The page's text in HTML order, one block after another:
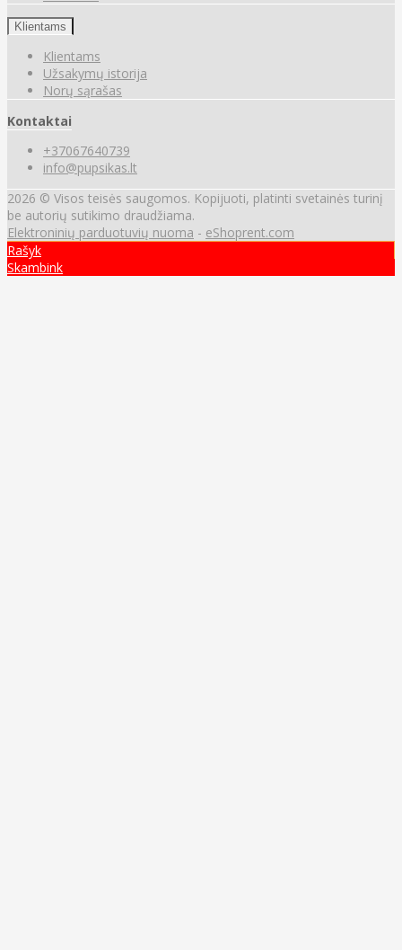
Klientams
Klientams
Užsakymų istorija
Norų sąrašas
Kontaktai
+37067640739
info@pupsikas.lt
2026 © Visos teisės saugomos. Kopijuoti, platinti svetainės turinį
be autorių sutikimo draudžiama.
Elektroninių parduotuvių nuoma - eShoprent.com
Rašyk
Skambink